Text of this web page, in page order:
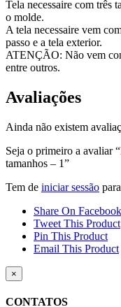
Tela necessaire com três
o molde.
A tela necessaire vem
passo e a tela exterior.
ATENÇÃO: Não vem
entre outros.
Avaliações
Ainda não existem
Seja o primeiro a avaliar
tamanhos – 1”
Tem de iniciar sessão
Share On Facebook
Tweet This Product
Pin This Product
Email This Product
Close
product
view
×
CONTATOS